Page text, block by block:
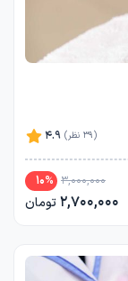
4.9
(39 نظر)
3,000,000
10%
2,700,000تومان